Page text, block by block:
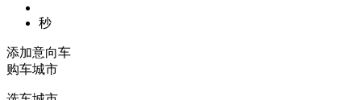
秒
添加意向车
购车城市